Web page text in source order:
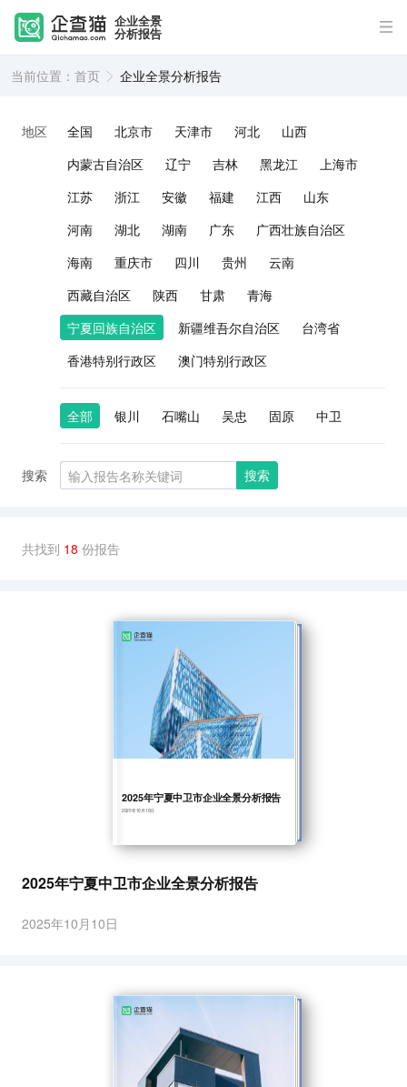
企业全景
分析报告
当前位置： 首页 企业全景分析报告
地区 全国 北京市 天津市 河北
山西
内蒙古自治区
辽宁 吉林 黑龙江
上海市
江苏
浙江 安徽 福建 江西
山东
河南
湖北 湖南 广东
广西壮族自治区
海南
重庆市 四川 贵州
云南
西藏自治区
陕西 甘肃
青海
宁夏回族自治区
新疆维吾尔自治区
台湾省
香港特别行政区
澳门特别行政区
全部 银川 石嘴山 吴忠 固原 中卫
搜索 搜索
共找到 18 份报告
2025年宁夏中卫市企业全景分析报告
2025年10月10日
2025年宁夏中卫市企业全景分析报告
2025年10月10日